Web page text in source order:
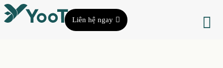
Liên hệ ngay